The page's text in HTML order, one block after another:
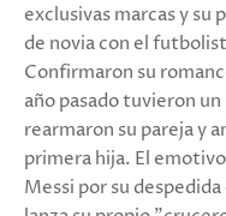
exclusivas marcas y su
de novia con el
Confirmaron su
año pasado tuvieron
rearmaron su pareja y
primera hija. El
Messi por su